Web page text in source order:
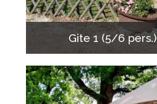
Gite 1 (5/6 pers.)